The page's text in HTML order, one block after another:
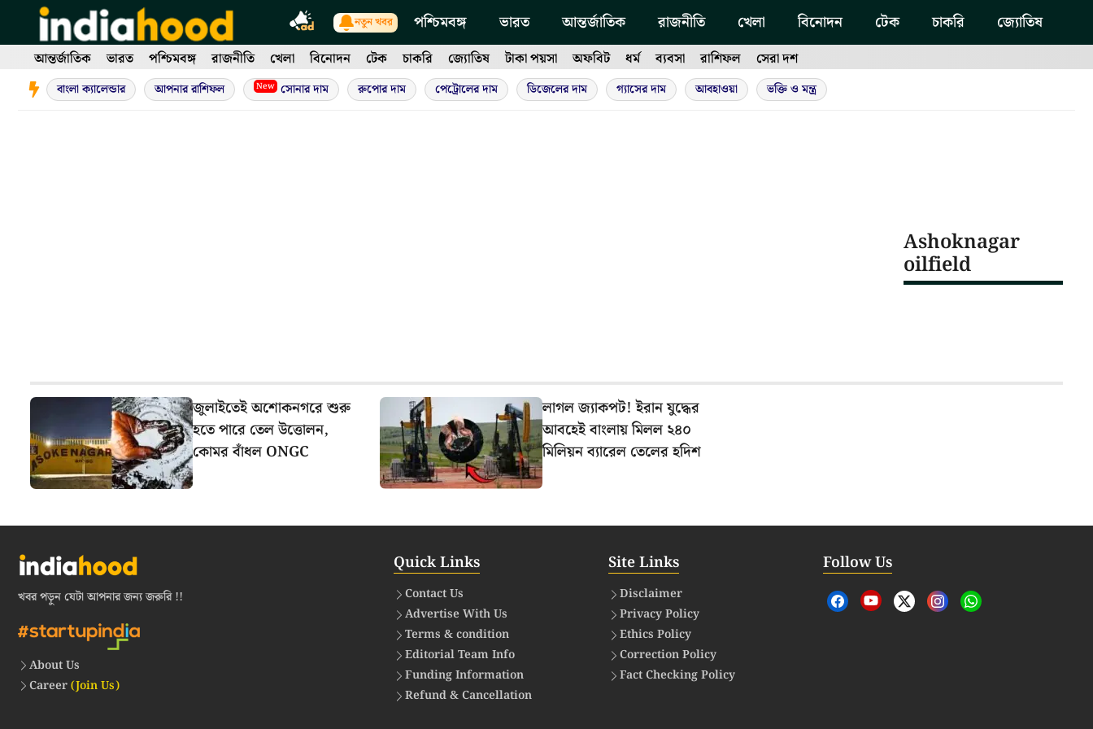
content
নতুন খবর পশ্চিমবঙ্গ ভারত আন্তর্জাতিক রাজনীতি খেলা বিনোদন টেক চাকরি জ্যোতিষ
আন্তর্জাতিক ভারত পশ্চিমবঙ্গ রাজনীতি খেলা বিনোদন টেক চাকরি জ্যোতিষ টাকা পয়সা অফবিট ধর্ম ব্যবসা রাশিফল সেরা দশ
বাংলা ক্যালেন্ডার আপনার রাশিফল New সোনার দাম রুপোর দাম পেট্রোলের দাম ডিজেলের দাম গ্যাসের দাম আবহাওয়া ভক্তি ও মন্ত্র
Ashoknagar
oilfield
জুলাইতেই অশোকনগরে শুরু
হতে পারে তেল উত্তোলন,
কোমর বাঁধল ONGC
লাগল জ্যাকপট! ইরান যুদ্ধের
আবহেই বাংলায় মিলল ২৪০
মিলিয়ন ব্যারেল তেলের হদিশ
খবর পড়ুন যেটা আপনার জন্য জরুরি !!
About Us
Career(Join Us)
Quick Links
Contact Us
Advertise With Us
Terms & condition
Editorial Team Info
Funding Information
Refund & Cancellation
Site Links
Disclaimer
Privacy Policy
Ethics Policy
Correction Policy
Fact Checking Policy
Follow Us